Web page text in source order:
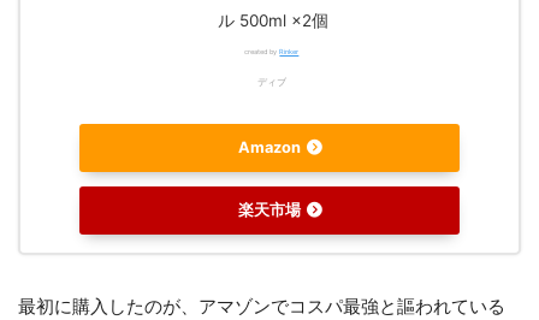
ル 500ml ×2個
created by Rinker
ディブ
Amazon
楽天市場
最初に購入したのが、アマゾンでコスパ最強と謳われている